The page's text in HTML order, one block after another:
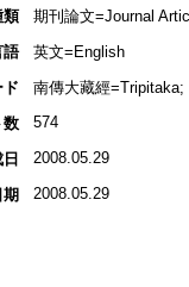
類
期刊論文=Journal
語
英文=English
ド
南傳大藏經
数
574
2008.05.29
2008.05.29